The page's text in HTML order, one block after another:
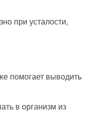
при усталости,
помогает выводить
в организм из